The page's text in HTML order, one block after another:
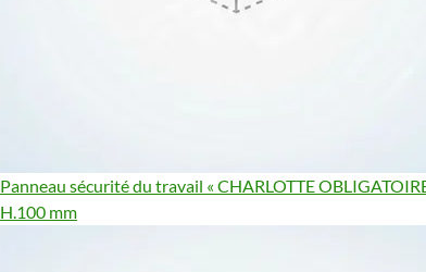
Panneau sécurité du travail « CHARLOTTE
H.100 mm